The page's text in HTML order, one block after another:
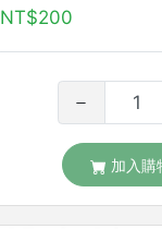
NT$200
加入購